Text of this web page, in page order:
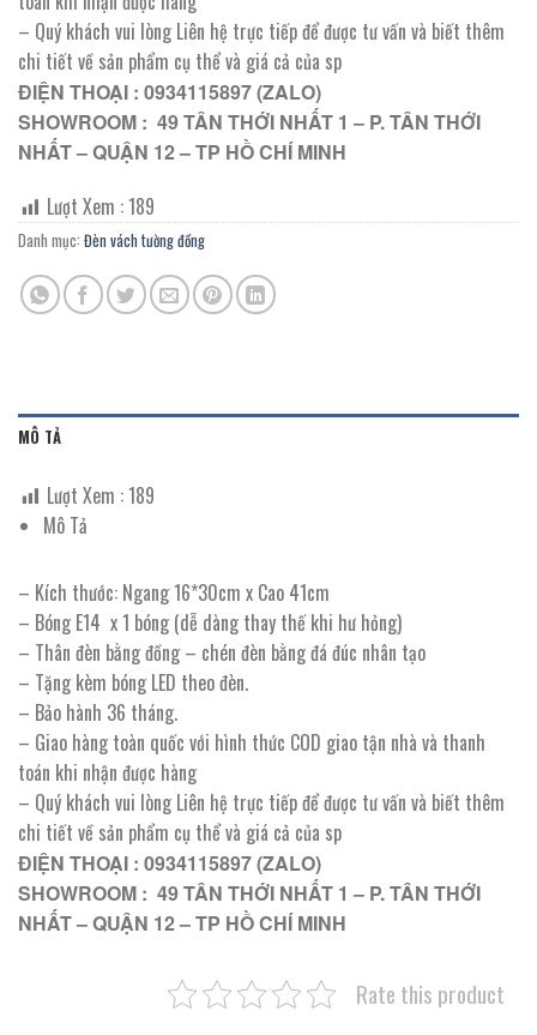
– Quý khách vui lòng Liên hệ trực tiếp để được tư vấn và biết thêm
chi tiết về sản phẩm cụ thể và giá cả của sp
ĐIỆN THOẠI : 0934115897 (ZALO)
SHOWROOM : 49 TÂN THỚI NHẤT 1 – P. TÂN THỚI
NHẤT – QUẬN 12 – TP HỒ CHÍ MINH
Lượt Xem :189
Danh mục: Đèn vách tường đồng
MÔ TẢ
Lượt Xem :189
Mô Tả
– Kích thước: Ngang 16*30cm x Cao 41cm
– Bóng E14 x 1 bóng (dễ dàng thay thế khi hư hỏng)
– Thân đèn bằng đồng – chén đèn bằng đá đúc nhân tạo
– Tặng kèm bóng LED theo đèn.
– Bảo hành 36 tháng.
– Giao hàng toàn quốc với hình thức COD giao tận nhà và thanh
toán khi nhận được hàng
– Quý khách vui lòng Liên hệ trực tiếp để được tư vấn và biết thêm
chi tiết về sản phẩm cụ thể và giá cả của sp
ĐIỆN THOẠI : 0934115897 (ZALO)
SHOWROOM : 49 TÂN THỚI NHẤT 1 – P. TÂN THỚI
NHẤT – QUẬN 12 – TP HỒ CHÍ MINH
Rate this product